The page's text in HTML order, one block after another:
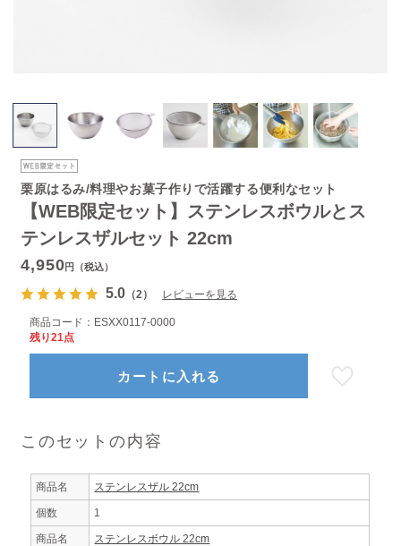
【WEB限定セット】ステンレスボウルとス
テンレスザルセット 22cm
栗原はるみ/料理やお菓子作りで活躍する便利なセット
4,950円（税込）
5.0（2） レビューを見る
商品コード： ESXX0117-0000
残り21点
カートに入れる
このセットの内容
商品名 ステンレスザル 22cm
個数 1
商品名 ステンレスボウル 22cm